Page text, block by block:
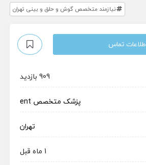
نیازمند متخصص گوش و حلق و بینی تهران
تماس
909 بازدید
پزشک متخصص ent
تهران
1 ماه قبل